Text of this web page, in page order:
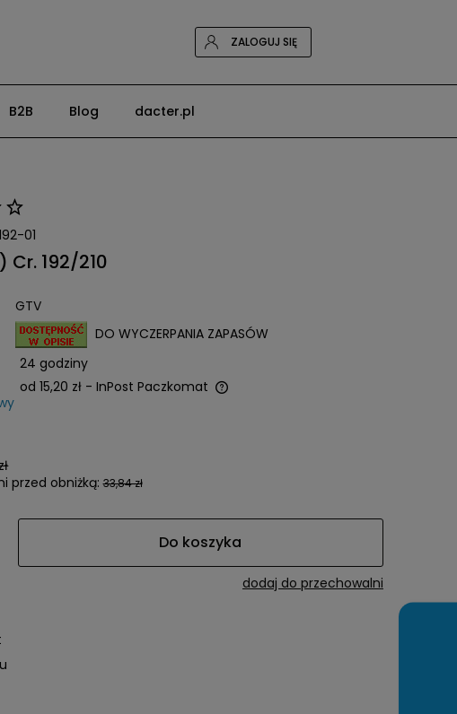
ZALOGUJ SIĘ
B2B Blog dacter.pl
01
192/210
GTV
DO WYCZERPANIA ZAPASÓW
24 godziny
od 15,20 zł - InPost Paczkomat
przed obniżką:33,84 zł
Do koszyka
dodaj do przechowalni